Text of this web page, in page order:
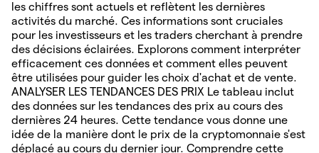
les chiffres sont actuels et reflètent les dernières
activités du marché. Ces informations sont cruciales
pour les investisseurs et les traders cherchant à prendre
des décisions éclairées. Explorons comment interpréter
efficacement ces données et comment elles peuvent
être utilisées pour guider les choix d'achat et de vente.
ANALYSER LES TENDANCES DES PRIX Le tableau inclut
des données sur les tendances des prix au cours des
dernières 24 heures. Cette tendance vous donne une
idée de la manière dont le prix de la cryptomonnaie s'est
déplacé au cours du dernier jour. Comprendre cette